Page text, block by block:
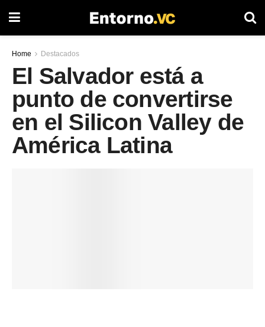
Home Destacados
El Salvador está a
punto de convertirse
en el Silicon Valley de
América Latina